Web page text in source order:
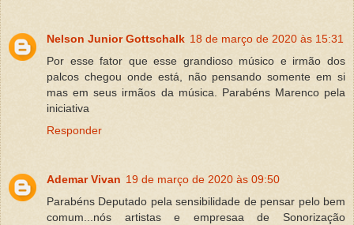
Nelson Junior Gottschalk 18 de março de 2020 às 15:31
Por esse fator que esse grandioso músico e irmão dos
palcos chegou onde está, não pensando somente em si
mas em seus irmãos da música. Parabéns Marenco pela
iniciativa
Responder
Ademar Vivan 19 de março de 2020 às 09:50
Parabéns Deputado pela sensibilidade de pensar pelo bem
comum...nós artistas e empresaa de Sonorização